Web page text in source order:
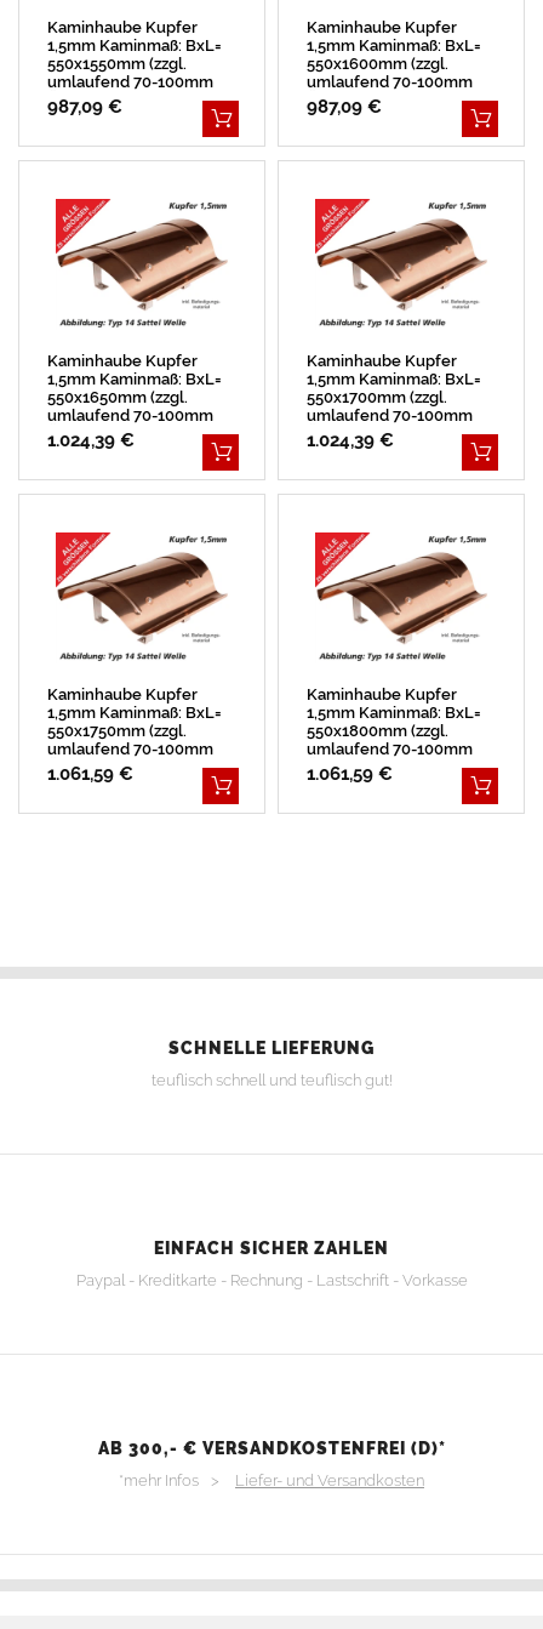
Kaminhaube Kupfer
1,5mm Kaminmaß: BxL=
550x1550mm (zzgl.
umlaufend 70-100mm
Überstand)
987,09 €
Kaminhaube Kupfer
1,5mm Kaminmaß: BxL=
550x1600mm (zzgl.
umlaufend 70-100mm
Überstand)
987,09 €
Kaminhaube Kupfer
1,5mm Kaminmaß: BxL=
550x1650mm (zzgl.
umlaufend 70-100mm
Überstand)
1.024,39 €
Kaminhaube Kupfer
1,5mm Kaminmaß: BxL=
550x1700mm (zzgl.
umlaufend 70-100mm
Überstand)
1.024,39 €
Kaminhaube Kupfer
1,5mm Kaminmaß: BxL=
550x1750mm (zzgl.
umlaufend 70-100mm
Überstand)
1.061,59 €
Kaminhaube Kupfer
1,5mm Kaminmaß: BxL=
550x1800mm (zzgl.
umlaufend 70-100mm
Überstand)
1.061,59 €
SCHNELLE LIEFERUNG
teuflisch schnell und teuflisch gut!
EINFACH SICHER ZAHLEN
Paypal - Kreditkarte - Rechnung - Lastschrift - Vorkasse
AB 300,- € VERSANDKOSTENFREI (D)*
*mehr Infos > Liefer- und Versandkosten